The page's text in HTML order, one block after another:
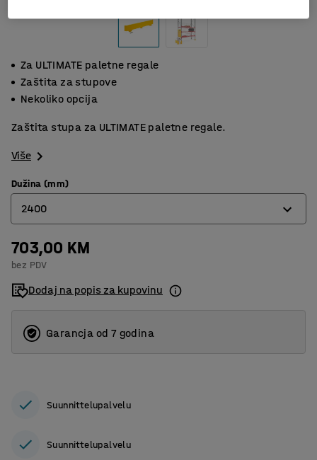
Za ULTIMATE paletne regale
Zaštita za stupove
Nekoliko opcija
Zaštita stupa za ULTIMATE paletne regale.
Više
Dužina (mm)
2400
1100
2400
703,00 KM
bez PDV
Dodaj na popis za kupovinu
Garancja od 7 godina
Suunnittelupalvelu
Suunnittelupalvelu